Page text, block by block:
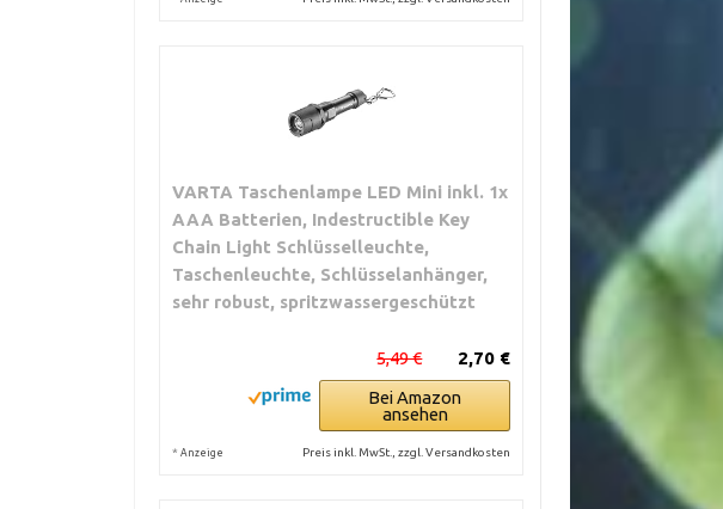
VARTA Taschenlampe LED Mini inkl. 1x
AAA Batterien, Indestructible Key
Chain Light Schlüsselleuchte,
Taschenleuchte, Schlüsselanhänger,
sehr robust, spritzwassergeschützt
2,70 €
5,49 €
Bei Amazon
ansehen
* Anzeige Preis inkl. MwSt., zzgl. Versandkosten